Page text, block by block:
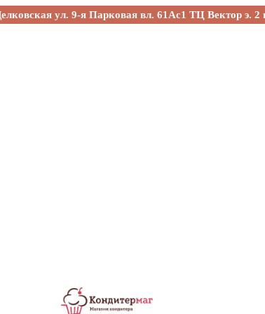
ул. 9-я Парковая вл. 61Ас1 ТЦ Вектор э. 2